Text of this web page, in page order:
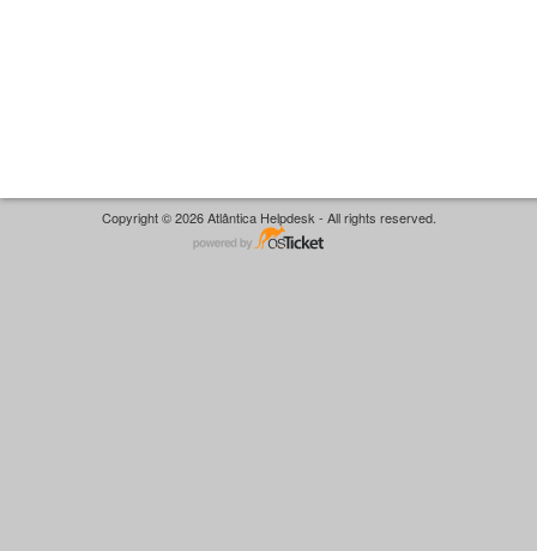
Copyright © 2026 Atlântica Helpdesk - All rights reserved.